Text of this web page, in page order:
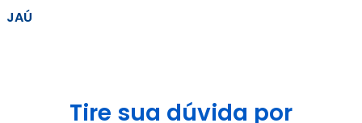
JAÚ
Tire sua dúvida por